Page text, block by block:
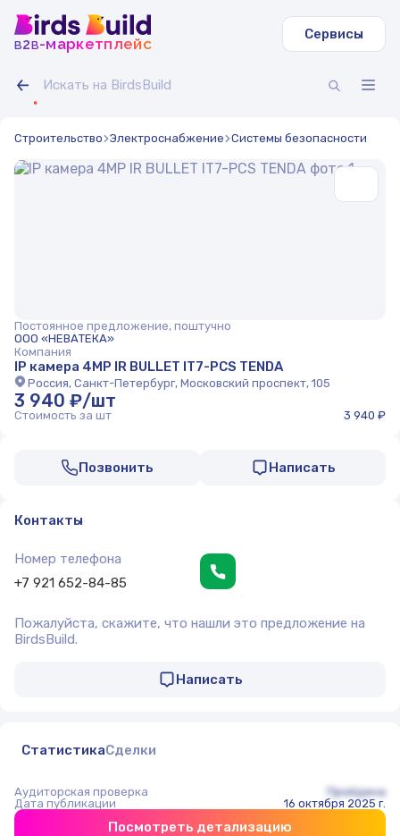
b2b-маркетплейс
Сервисы
Строительство Электроснабжение Системы безопасности
Постоянное предложение, поштучно
ООО «НЕВАТЕКА»
Компания
IP камера 4MP IR BULLET IT7-PCS TENDA
Россия, Санкт-Петербург, Московский проспект, 105
3 940 ₽/шт
Стоимость за шт 3 940 ₽
Позвонить Написать
Контакты
Номер телефона
+7 921 652-84-85
Пожалуйста, скажите, что нашли это предложение на
BirdsBuild.
Написать
СтатистикаСделки
Аудиторская проверка
Пройдена
Дата публикации
16 октября 2025 г.
Посмотреть детализацию